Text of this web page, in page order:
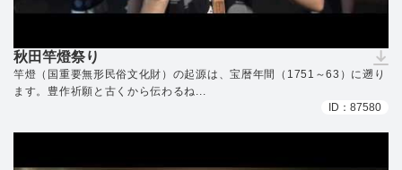
秋田竿燈祭り
（ダウンロードできません）
竿燈（国重要無形民俗文化財）の起源は、宝暦年間（1751～63）に遡り
ます。豊作祈願と古くから伝わるね...
ID：87580